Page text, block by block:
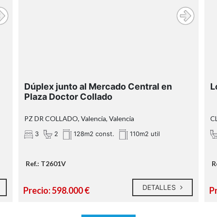
Dúplex junto al Mercado Central en
Plaza Doctor Collado
PZ DR COLLADO, Valencia, Valencia
3 2 128m2 const. 110m2 util
Ref.: T2601V
Precio: 598.000 € DETALLES